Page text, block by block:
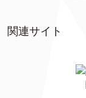
関連サイト